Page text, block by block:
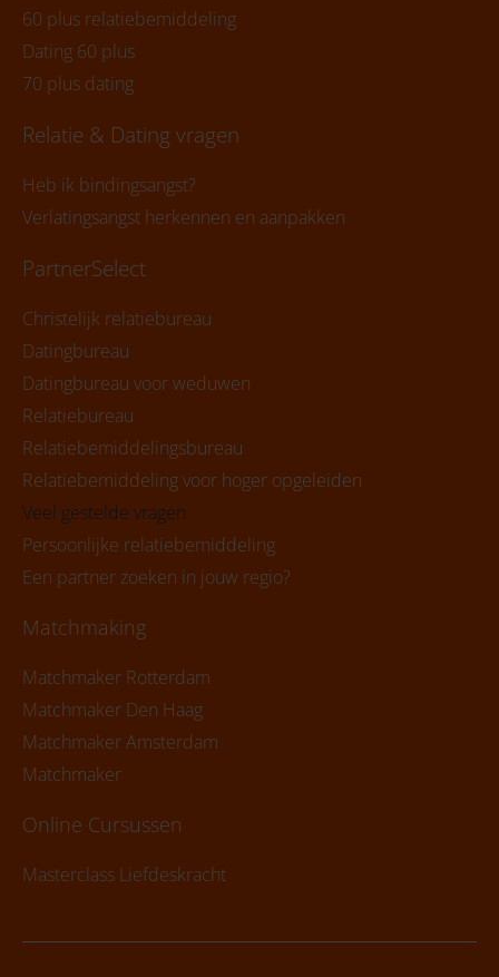
60 plus relatiebemiddeling
Dating 60 plus
70 plus dating
Relatie & Dating vragen
Heb ik bindingsangst?
Verlatingsangst herkennen en aanpakken
PartnerSelect
Christelijk relatiebureau
Datingbureau
Datingbureau voor weduwen
Relatiebureau
Relatiebemiddelingsbureau
Relatiebemiddeling voor hoger opgeleiden
Veel gestelde vragen
Persoonlijke relatiebemiddeling
Een partner zoeken in jouw regio?
Matchmaking
Matchmaker Rotterdam
Matchmaker Den Haag
Matchmaker Amsterdam
Matchmaker
Online Cursussen
Masterclass Liefdeskracht